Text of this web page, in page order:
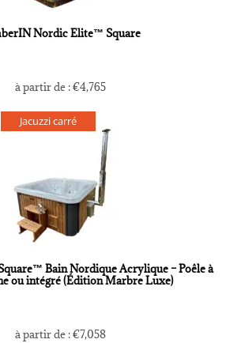
Nordic Elite™ Square
à partir de :€4,765
Jacuzzi carré
Bain Nordique Acrylique – Poêle à
ou intégré (Édition Marbre Luxe)
à partir de :€7,058